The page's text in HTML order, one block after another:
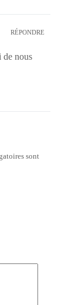
RÉPONDRE
de nous
sont